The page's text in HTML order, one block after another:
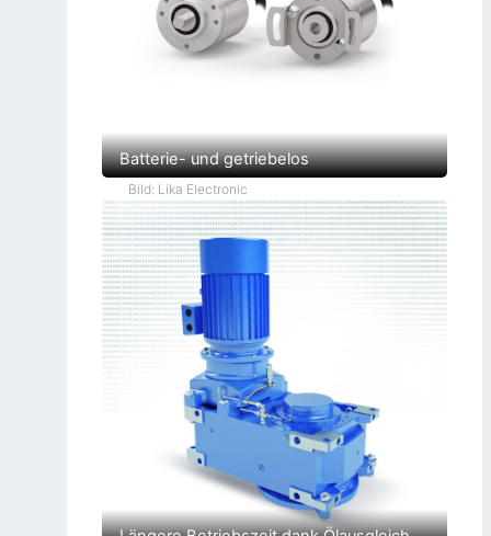
Batterie- und getriebelos
Bild: Lika Electronic